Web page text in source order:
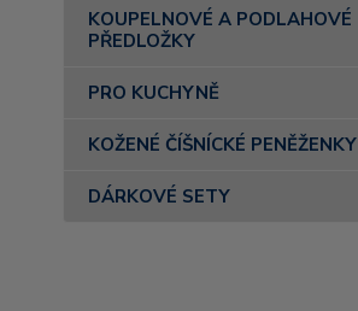
KOUPELNOVÉ A PODLAHOVÉ
PŘEDLOŽKY
PRO KUCHYNĚ
KOŽENÉ ČÍŠNÍCKÉ PENĚŽENKY
DÁRKOVÉ SETY